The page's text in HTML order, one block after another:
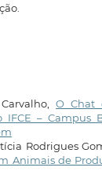
O Chat
IFCE – Campus
Rodrigues
Animais de